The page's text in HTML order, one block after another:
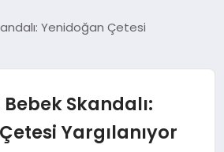
Yenidoğan Çetesi
Skandalı:
Yargılanıyor